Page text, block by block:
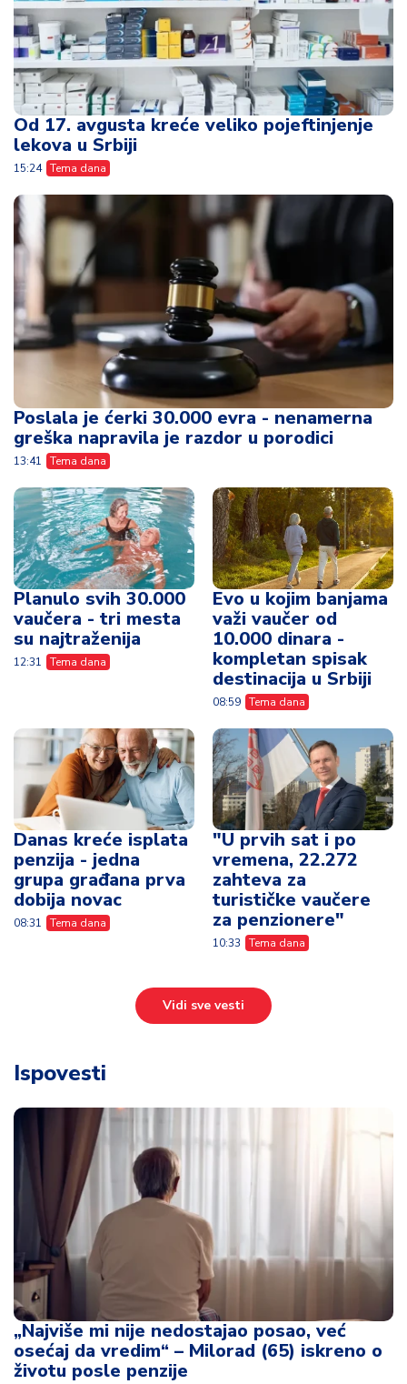
Od 17. avgusta kreće veliko pojeftinjenje
lekova u Srbiji
15:24 Tema dana
Poslala je ćerki 30.000 evra - nenamerna
greška napravila je razdor u porodici
13:41 Tema dana
Planulo svih 30.000
vaučera - tri mesta
su najtraženija
12:31 Tema dana
Evo u kojim banjama
važi vaučer od
10.000 dinara -
kompletan spisak
destinacija u Srbiji
08:59 Tema dana
Danas kreće isplata
penzija - jedna
grupa građana prva
dobija novac
08:31 Tema dana
"U prvih sat i po
vremena, 22.272
zahteva za
turističke vaučere
za penzionere"
10:33 Tema dana
Vidi sve vesti
Ispovesti
„Najviše mi nije nedostajao posao, već
osećaj da vredim“ – Milorad (65) iskreno o
životu posle penzije